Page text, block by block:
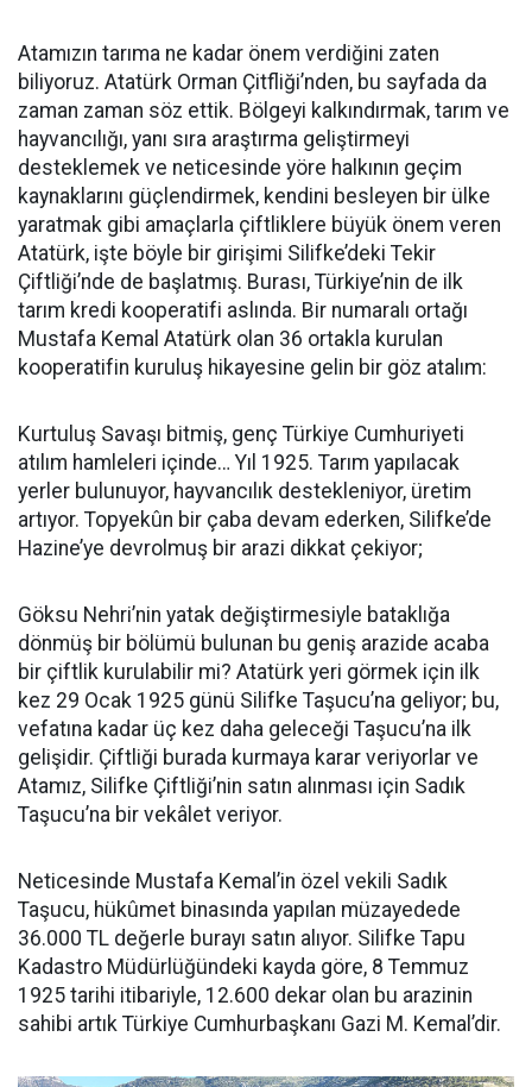
Atamızın tarıma ne kadar önem verdiğini zaten
biliyoruz. Atatürk Orman Çitfliği’nden, bu sayfada da
zaman zaman söz ettik. Bölgeyi kalkındırmak, tarım ve
hayvancılığı, yanı sıra araştırma geliştirmeyi
desteklemek ve neticesinde yöre halkının geçim
kaynaklarını güçlendirmek, kendini besleyen bir ülke
yaratmak gibi amaçlarla çiftliklere büyük önem veren
Atatürk, işte böyle bir girişimi Silifke’deki Tekir
Çiftliği’nde de başlatmış. Burası, Türkiye’nin de ilk
tarım kredi kooperatifi aslında. Bir numaralı ortağı
Mustafa Kemal Atatürk olan 36 ortakla kurulan
kooperatifin kuruluş hikayesine gelin bir göz atalım:
Kurtuluş Savaşı bitmiş, genç Türkiye Cumhuriyeti
atılım hamleleri içinde… Yıl 1925. Tarım yapılacak
yerler bulunuyor, hayvancılık destekleniyor, üretim
artıyor. Topyekûn bir çaba devam ederken, Silifke’de
Hazine’ye devrolmuş bir arazi dikkat çekiyor;
Göksu Nehri’nin yatak değiştirmesiyle bataklığa
dönmüş bir bölümü bulunan bu geniş arazide acaba
bir çiftlik kurulabilir mi? Atatürk yeri görmek için ilk
kez 29 Ocak 1925 günü Silifke Taşucu’na geliyor; bu,
vefatına kadar üç kez daha geleceği Taşucu’na ilk
gelişidir. Çiftliği burada kurmaya karar veriyorlar ve
Atamız, Silifke Çiftliği’nin satın alınması için Sadık
Taşucu’na bir vekâlet veriyor.
Neticesinde Mustafa Kemal’in özel vekili Sadık
Taşucu, hükûmet binasında yapılan müzayedede
36.000 TL değerle burayı satın alıyor. Silifke Tapu
Kadastro Müdürlüğündeki kayda göre, 8 Temmuz
1925 tarihi itibariyle, 12.600 dekar olan bu arazinin
sahibi artık Türkiye Cumhurbaşkanı Gazi M. Kemal’dir.